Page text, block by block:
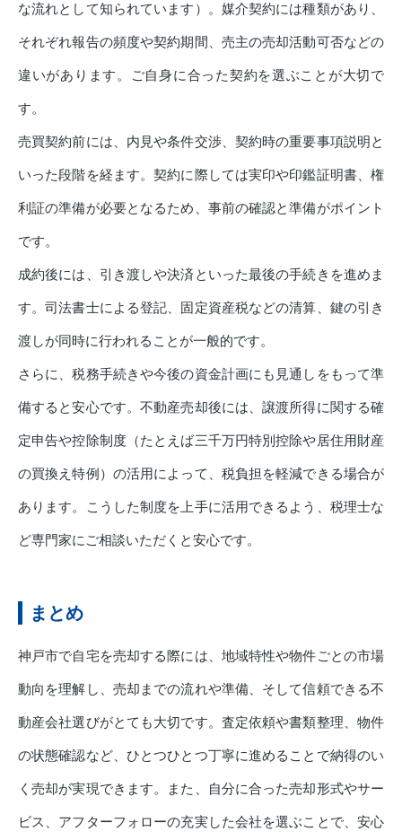
な流れとして知られています）。媒介契約には種類があり、
それぞれ報告の頻度や契約期間、売主の売却活動可否などの
違いがあります。ご自身に合った契約を選ぶことが大切で
す。
売買契約前には、内見や条件交渉、契約時の重要事項説明と
いった段階を経ます。契約に際しては実印や印鑑証明書、権
利証の準備が必要となるため、事前の確認と準備がポイント
です。
成約後には、引き渡しや決済といった最後の手続きを進めま
す。司法書士による登記、固定資産税などの清算、鍵の引き
渡しが同時に行われることが一般的です。
さらに、税務手続きや今後の資金計画にも見通しをもって準
備すると安心です。不動産売却後には、譲渡所得に関する確
定申告や控除制度（たとえば三千万円特別控除や居住用財産
の買換え特例）の活用によって、税負担を軽減できる場合が
あります。こうした制度を上手に活用できるよう、税理士な
ど専門家にご相談いただくと安心です。
まとめ
神戸市で自宅を売却する際には、地域特性や物件ごとの市場
動向を理解し、売却までの流れや準備、そして信頼できる不
動産会社選びがとても大切です。査定依頼や書類整理、物件
の状態確認など、ひとつひとつ丁寧に進めることで納得のい
く売却が実現できます。また、自分に合った売却形式やサー
ビス、アフターフォローの充実した会社を選ぶことで、安心